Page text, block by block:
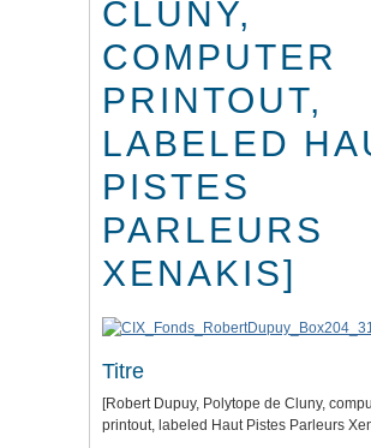
CLUNY,
COMPUTER
PRINTOUT,
LABELED
PISTES
PARLEURS
XENAKIS]
Titre
[Robert Dupuy, Polytope de Cluny,
printout, labeled Haut Pistes Parleurs